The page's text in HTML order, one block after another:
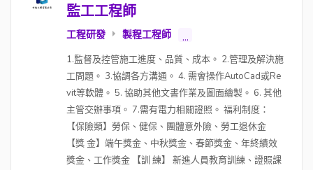
監工工程師
工程研發 製程工程師 ...
1.監督及控管施工進度、品質、成本。 2.管理及解決施
工問題。 3.協調各方溝通。 4. 需會操作AutoCad或Re
vit等軟體。 5. 協助其他文書作業及圖面繪製。 6. 其他
主管交辦事項。 7.需有電力相關證照。 福利制度：
【保險類】勞保、健保、團體意外險、勞工退休金
【獎 金】端午獎金、中秋獎金、春節獎金、年終績效
獎金、工作獎金 【訓 練】 新進人員教育訓練、證照課